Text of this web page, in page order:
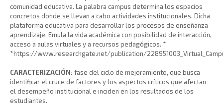
comunidad educativa. La palabra campus determina los espacios
concretos donde se llevan a cabo actividades institucionales. Dicha
plataforma educativa para desarrollar los procesos de enseñanza
aprendizaje. Emula la vida académica con posibilidad de interacción,
acceso a aulas virtuales y a recursos pedagógicos. *
*https://www.researchgate.net/publication/
CARACTERIZACIÓN: fase del ciclo de mejoramiento, que busca
identificar el cruce de factores y los aspectos críticos que afectan
el desempeño institucional e inciden en los resultados de los
estudiantes.